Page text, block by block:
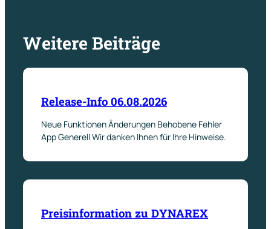
Weitere Beiträge
Release-Info 06.08.2026
Neue Funktionen Änderungen Behobene Fehler
App Generell Wir danken Ihnen für Ihre Hinweise.
Preisinformation zu DYNAREX